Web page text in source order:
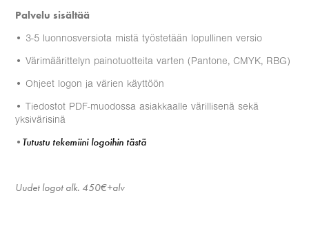
Palvelu sisältää
• 3-5 luonnosversiota mistä työstetään lopullinen versio
• Värimäärittelyn painotuotteita varten (Pantone, CMYK, RBG)
• Ohjeet logon ja värien käyttöön
• Tiedostot PDF-muodossa asiakkaalle värillisenä sekä
yksivärisinä
• Tutustu tekemiini logoihin tästä
Uudet logot alk. 450€+alv